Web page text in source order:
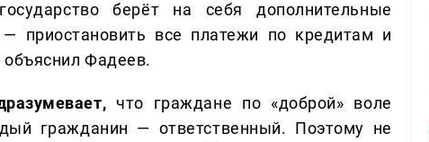
берёт на себя дополнительные
приостановить все платежи по кредитам и
объяснил Фадеев.
что граждане по «доброй» воле
гражданин — ответственный. Поэтому не